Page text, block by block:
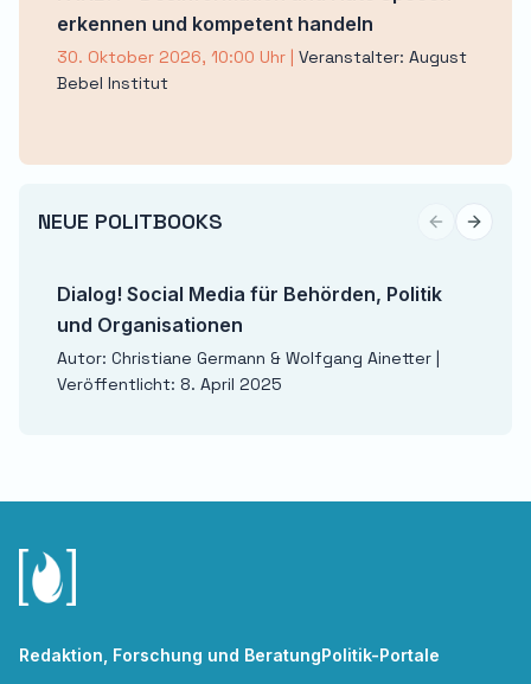
erkennen und kompetent handeln
30. Oktober 2026, 10:00 Uhr | Veranstalter: August
Bebel Institut
NEUE POLITBOOKS Previous
Next
Dialog! Social Media für Behörden, Politik
und Organisationen
Autor: Christiane Germann & Wolfgang Ainetter |
Veröffentlicht: 8. April 2025
Redaktion, Forschung und BeratungPolitik-Portale